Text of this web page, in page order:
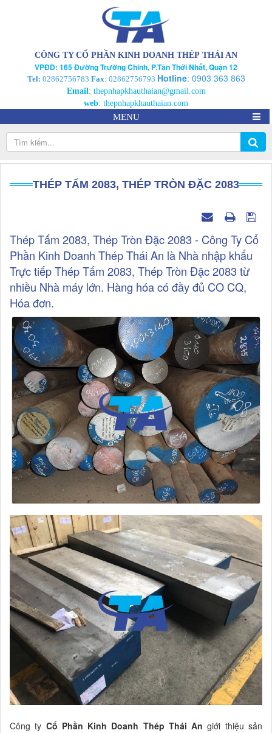
CÔNG TY CỔ PHẦN KINH DOANH THÉP THÁI AN
VPĐD: 165 Đường Trường Chinh, P.Tân Thới Nhất, Quận 12
Tel: 02862756783 Fax: 02862756793 Hotline: 0903 363 863
Email: thepnhapkhauthaian@gmail.com
web: thepnhapkhauthaian.com
MENU
THÉP TẤM 2083, THÉP TRÒN ĐẶC 2083
Thép Tấm 2083, Thép Tròn Đặc 2083 - Công Ty Cổ
Phần Kinh Doanh Thép Thái An là Nhà nhập khẩu
Trực tiếp Thép Tấm 2083, Thép Tròn Đặc 2083 từ
nhiều Nhà máy lớn. Hàng hóa có đầy đủ CO CQ,
Hóa đơn.
Công ty Cổ Phần Kinh Doanh Thép Thái An giới thiệu sản